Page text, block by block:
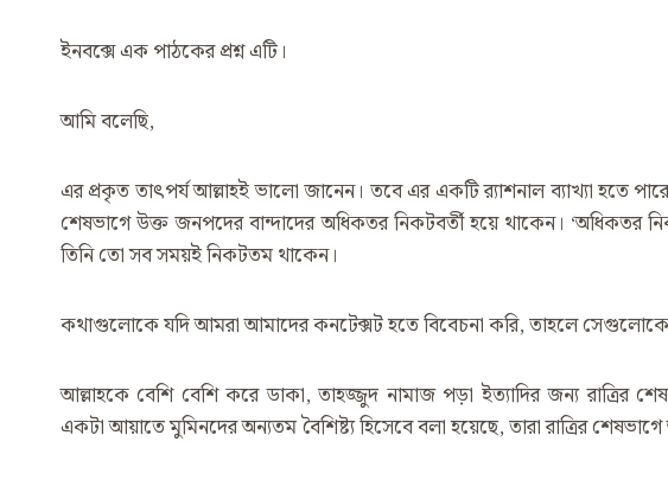
ইনবক্সে এক পাঠকের প্রশ্ন এটি।
আমি বলেছি,
এর প্রকৃত তাৎপর্য আল্লাহই ভালো জানেন। তবে এর একটি র‍্যাশনাল ব্যাখ্যা হতে
শেষভাগে উক্ত জনপদের বান্দাদের অধিকতর নিকটবর্তী হয়ে থাকেন। ‌‘অধিকতর
তিনি তো সব সময়ই নিকটতম থাকেন।
কথাগুলোকে যদি আমরা আমাদের কনটেক্সট হতে বিবেচনা করি, তাহলে
আল্লাহকে বেশি বেশি করে ডাকা, তাহজ্জুদ নামাজ পড়া ইত্যাদির জন্য
একটা আয়াতে মুমিনদের অন্যতম বৈশিষ্ট্য হিসেবে বলা হয়েছে, তারা রাত্রির